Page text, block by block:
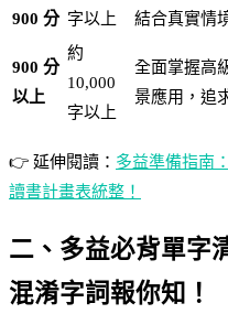
900 分 字以上
結合真實情
900 分
以上
約
10,000
字以上
全面掌握高
景應用，追
👉 延伸閱讀： 多益準備指南
讀書計畫表統整！
二、多益必背單字
混淆字詞報你知！